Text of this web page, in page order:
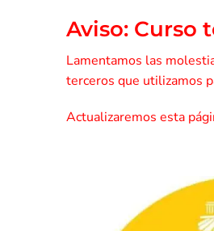
Aviso: Curso
Lamentamos las
terceros que utilizamos
Actualizaremos esta